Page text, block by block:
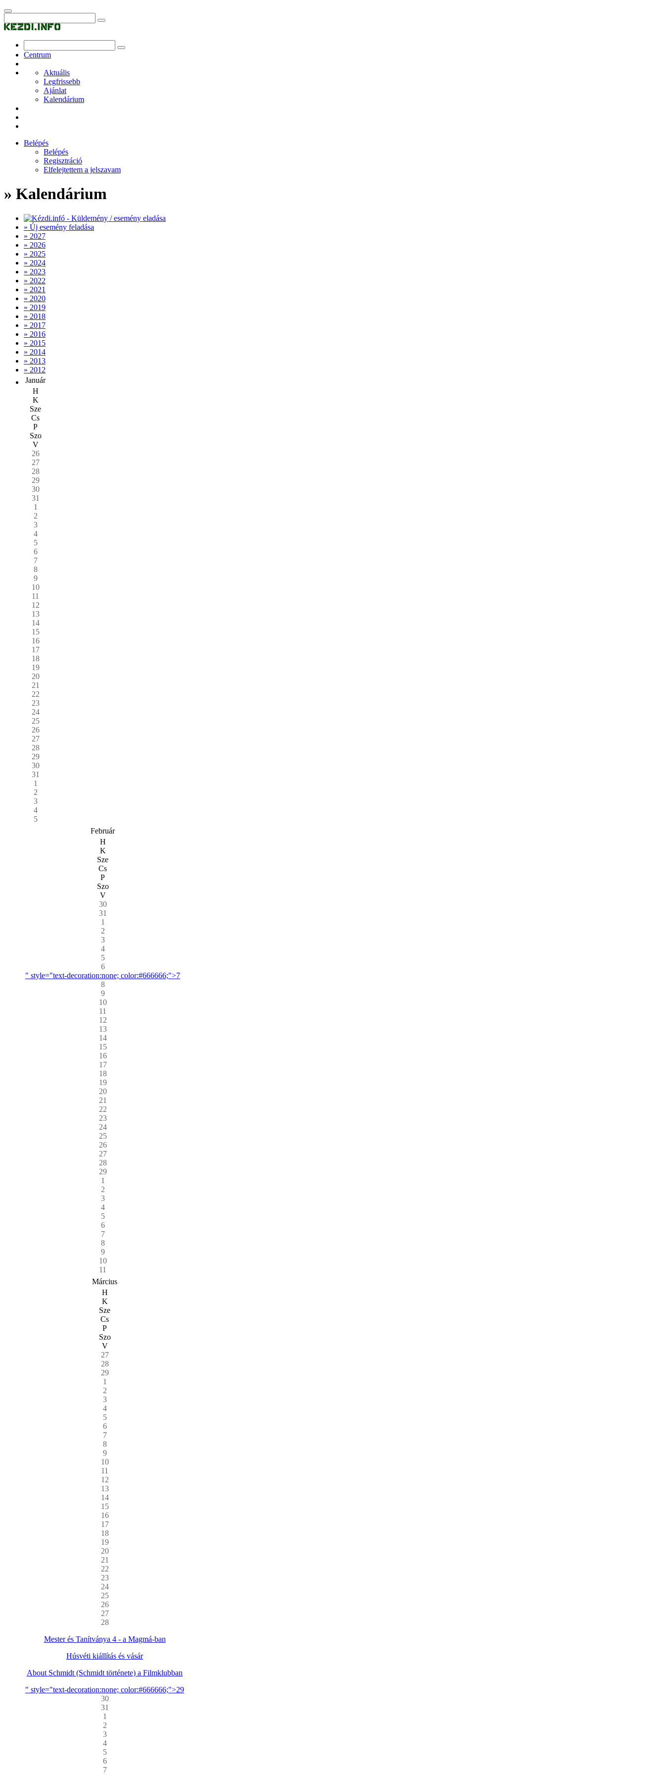
Centrum
Aktuális
Legfrissebb
Ajánlat
Kalendárium
Belépés
Belépés
Regisztráció
Elfelejtettem a jelszavam
» Kalendárium
» Új esemény feladása
» 2027
» 2026
» 2025
» 2024
» 2023
» 2022
» 2021
» 2020
» 2019
» 2018
» 2017
» 2016
» 2015
» 2014
» 2013
» 2012
Január
H
K
Sze
Cs
P
Szo
V
26
27
28
29
30
31
1
2
3
4
5
6
7
8
9
10
11
12
13
14
15
16
17
18
19
20
21
22
23
24
25
26
27
28
29
30
31
1
2
3
4
5
Február
H
K
Sze
Cs
P
Szo
V
30
31
1
2
3
4
5
6
" style="text-decoration:none; color:#666666;">7
8
9
10
11
12
13
14
15
16
17
18
19
20
21
22
23
24
25
26
27
28
29
1
2
3
4
5
6
7
8
9
10
11
Március
H
K
Sze
Cs
P
Szo
V
27
28
29
1
2
3
4
5
6
7
8
9
10
11
12
13
14
15
16
17
18
19
20
21
22
23
24
25
26
27
28
Mester és Tanítványa 4 - a Magmá-ban
Húsvéti kiállítás és vásár
About Schmidt (Schmidt története) a Filmklubban
" style="text-decoration:none; color:#666666;">29
30
31
1
2
3
4
5
6
7